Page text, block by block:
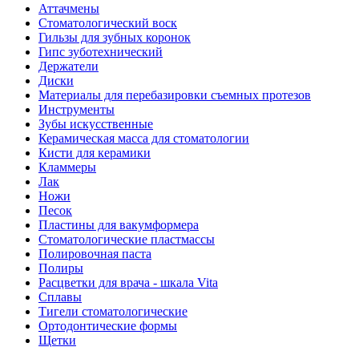
Аттачмены
Стоматологический воск
Гильзы для зубных коронок
Гипс зуботехнический
Держатели
Диски
Материалы для перебазировки съемных протезов
Инструменты
Зубы искусственные
Керамическая масса для стоматологии
Кисти для керамики
Кламмеры
Лак
Ножи
Песок
Пластины для вакумформера
Стоматологические пластмассы
Полировочная паста
Полиры
Расцветки для врача - шкала Vita
Сплавы
Тигели стоматологические
Ортодонтические формы
Щетки